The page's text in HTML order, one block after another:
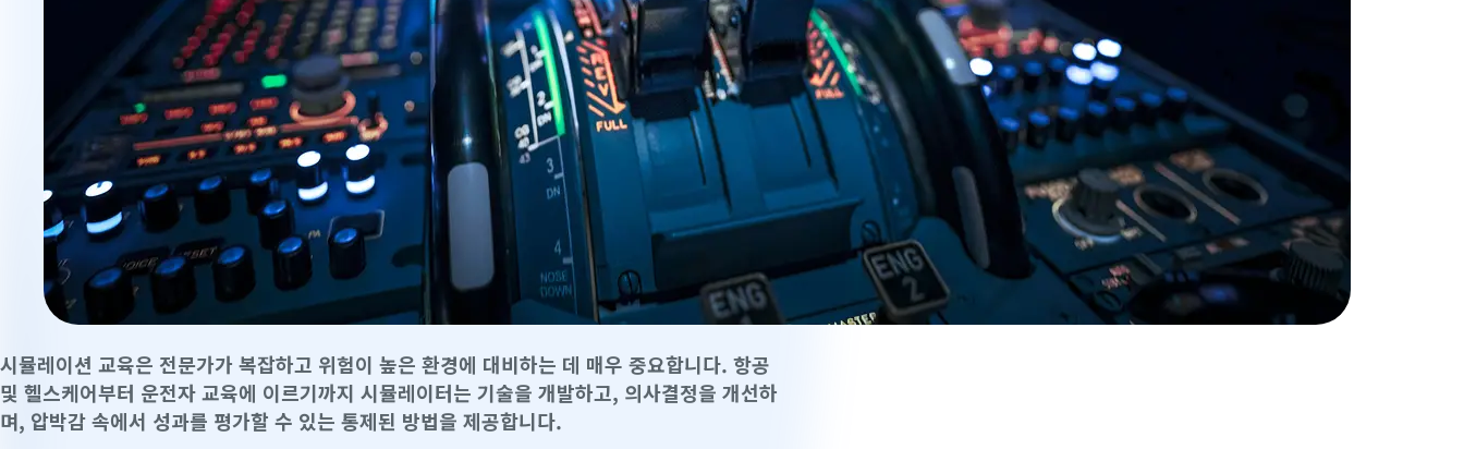
시뮬레이션 교육은 전문가가 복잡하고 위험이 높은 환경에 대비하는 데 매우 중요합니다. 항공
및 헬스케어부터 운전자 교육에 이르기까지 시뮬레이터는 기술을 개발하고, 의사결정을 개선하
며, 압박감 속에서 성과를 평가할 수 있는 통제된 방법을 제공합니다.